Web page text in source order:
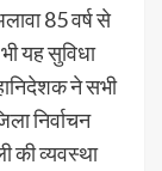
85 वर्ष से
यह सुविधा
ने सभी
निर्वाचन
की व्यवस्था